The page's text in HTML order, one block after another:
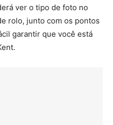
ver o tipo de foto no
rolo, junto com os pontos
garantir que você está